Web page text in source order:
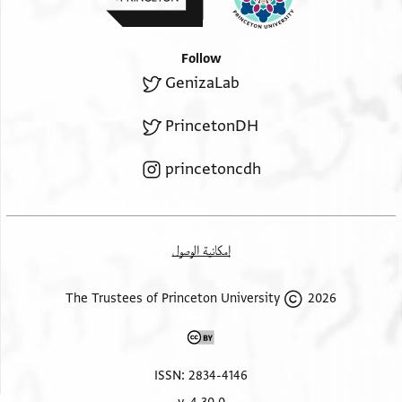
. . . . . . . . וגו . . . . . . . . . . . . . . . . . . . [ . . . . . . . . . . .
. . . . . . . . . . [ . . . ] . . . . . . . . . . . . . . . [. . . . . . . . . . .
. . . . . . . . . . . . . .
. . . . . . . . . . . . . בן . . . . . . . . . . . . . . . . [ . . . . . . . . . .
. . . . . . . . . . . . . . . . . . . . . . . . . . . . . . . [. . . . . . . . . .
. . . . . . . . . . . . . . . . . . . . . . . . . . [ . . . . . . . . . . . . . . .
. . . . . . . . . . . . . . .
Follow
GenizaLab
PrincetonDH
princetoncdh
إمكانية الوصول
2026 The Trustees of Princeton University
ISSN: 2834-4146